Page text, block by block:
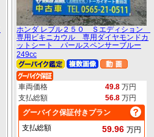
ホンダ レブル２５０ Ｓエディション
専用ビキニカウル 専用ダイヤモンドカ
ットシート パールスペンサーブルー
249cc
車両価格 49.8 万円
支払総額
56.8 万円
グーバイク保証付きプラン
支払総額
59.96 万円